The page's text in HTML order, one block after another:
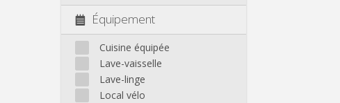
Équipement
Cuisine équipée
Lave-vaisselle
Lave-linge
Local vélo